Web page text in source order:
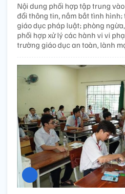
Nội dung phối hợp tập trung
đổi thông tin, nắm bắt tình hình;
giáo dục pháp luật; phòng
phối hợp xử lý các hành vi vi
trường giáo dục an toàn, lành